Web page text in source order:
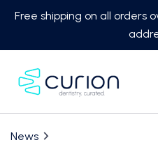
Free shipping on all orders
News